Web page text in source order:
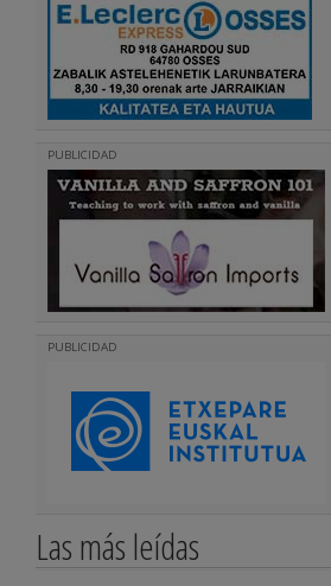
PUBLICIDAD
PUBLICIDAD
Las más leídas